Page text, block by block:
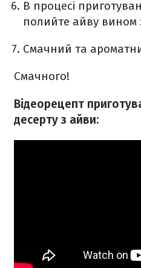
В процесі
полийте айву вином
Смачний та
Смачного!
Відеорецепт
десерту з айви: